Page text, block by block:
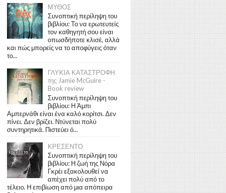
ΜΥΘΟΣ
Συνοπτική περίληψη του
βιβλίου: Το να ερωτευτείς
τον καθηγητή σου είναι
οπωσδήποτε κλισέ, αλλά
και πώς μπορείς να το αποφύγεις όταν
το...
ΓΛΥΚΙΑ ΚΑΤΑΣΤΡΟΦΗ
της Jamie McGuire -
Book review
Συνοπτική περίληψη του
βιβλίου: Η Άμπι
Αμπερνάθι είναι ένα καλό κορίτσι. Δεν
πίνει. Δεν βρίζει. Ντύνεται πολύ
συντηρητικά. Πιστεύει ό...
ΚΡΕΣΕΝΤΟ
Συνοπτική περίληψη του
βιβλίου: Η ζωή της Νόρα
Γκρέι εξακολουθεί να
απέχει πολύ από το
τέλειο. Η επιβίωση από μια απόπειρα